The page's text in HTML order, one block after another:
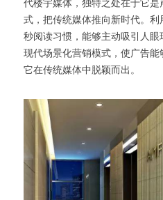
式，把传统媒体推向新时代。
秒阅读习惯，能够主动吸引人
现代场景化营销模式，使广告
它在传统媒体中脱颖而出。